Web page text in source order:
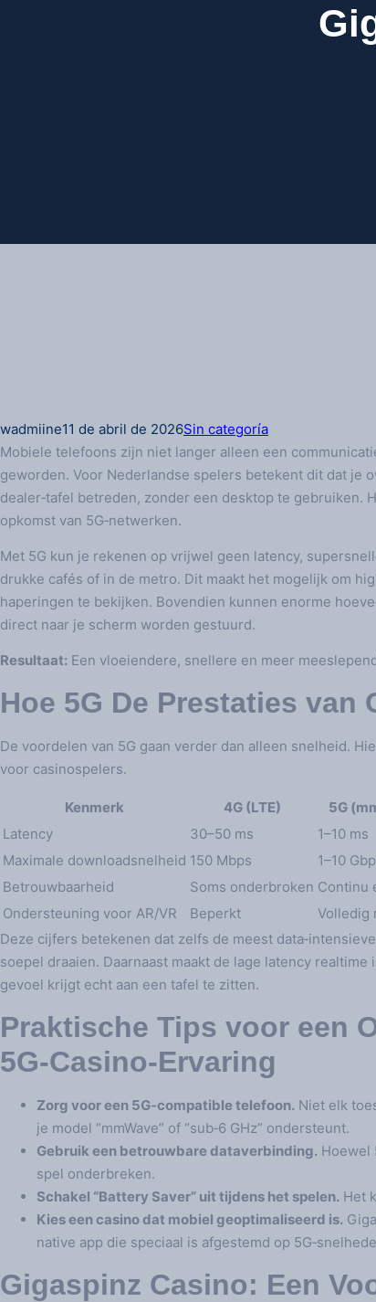
wadmiine11 de abril de 2026Sin categoría
Mobiele telefoons zijn niet langer alleen een
geworden. Voor Nederlandse spelers betekent dit dat je
dealer‑tafel betreden, zonder een desktop te gebruiken.
opkomst van 5G‑netwerken.
Met 5G kun je rekenen op vrijwel geen latency,
drukke cafés of in de metro. Dit maakt het mogelijk om
haperingen te bekijken. Bovendien kunnen enorme
direct naar je scherm worden gestuurd.
Resultaat: Een vloeiendere, snellere en meer
Hoe 5G De Prestaties van
De voordelen van 5G gaan verder dan alleen snelheid.
voor casinospelers.
Kenmerk 4G (LTE)
5G
Latency
30–50 ms
1–10 ms
Maximale downloadsnelheid 150 Mbps
1–10
Betrouwbaarheid
Soms onderbroken Continu
Ondersteuning voor AR/VR
Beperkt
Volledig
Deze cijfers betekenen dat zelfs de meest
soepel draaien. Daarnaast maakt de lage latency
gevoel krijgt echt aan een tafel te zitten.
Praktische Tips voor een
5G‑Casino‑Ervaring
Zorg voor een 5G‑compatible telefoon. Niet elk
je model “mmWave” of “sub‑6 GHz” ondersteunt.
Gebruik een betrouwbare dataverbinding. Hoewel
spel onderbreken.
Schakel “Battery Saver” uit tijdens het spelen. Het
Kies een casino dat mobiel geoptimaliseerd is.
native app die speciaal is afgestemd op
Gigaspinz Casino: Een